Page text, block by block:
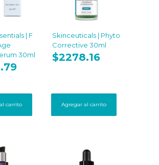
| F
30ml
carrito
Skinceuticals | Phyto
Corrective 30ml
$2278.16
Agregar al carrito